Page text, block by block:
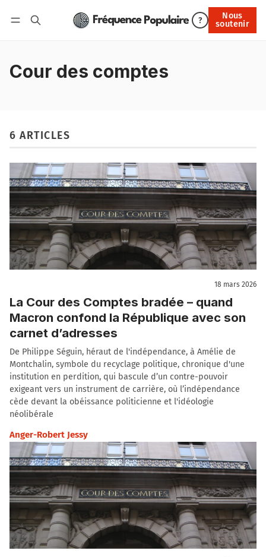
?
Nous
soutenir
Nous soutenir
Cour des comptes
6 ARTICLES
18 mars 2026
La Cour des Comptes bradée – quand
Macron confond la République avec son
carnet d’adresses
De Philippe Séguin, héraut de l'indépendance, à Amélie de
Montchalin, symbole du recyclage politique, chronique d'une
institution en perdition, qui bascule d’un contre-pouvoir
exigeant vers un instrument de carrière, où l’indépendance
cède devant la obéissance politicienne et l'idéologie
néolibérale
Anger-Robert Jessy